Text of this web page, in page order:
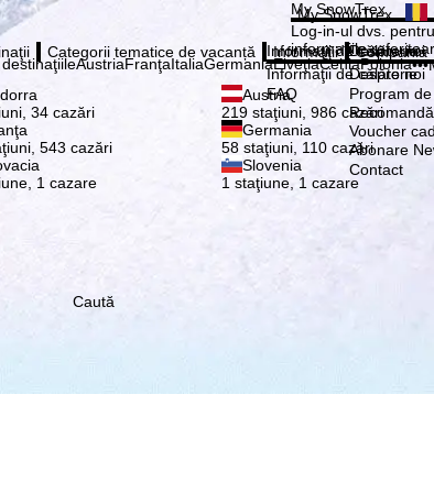
Abonează
My SnowTrex
My SnowTrex
Log-in-ul dvs.
informaţiile
Vă
AustriaFranţaItaliaGermaniaElveţiaCehiaPolonia•••
34 cazări
Austria
219 staţiuni, 986 cazări
543 cazări
Germania
58 staţiuni, 110 cazări
1 cazare
Slovenia
1 staţiune, 1 cazare
Categorii tematice de vacanță Informaţii
Informaţii de călătorie
Informaţii de călătorie
FAQ
Compania
Despre noi
Despre noi
Program
Voucher
Abonare
Contact
Caută